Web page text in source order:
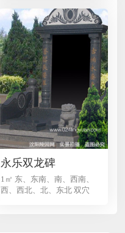
永乐双龙碑
1㎡ 东、东南、南、西南、
西、西北、北、东北 双穴